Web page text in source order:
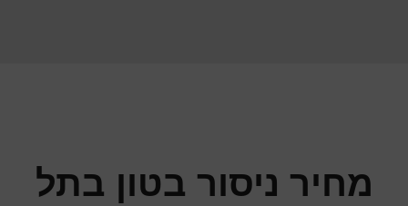
מחיר ניסור בטון בתל